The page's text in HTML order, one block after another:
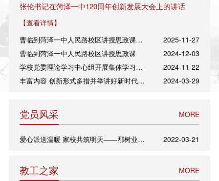
张伦书记在菏泽一中120周年创新发展大会上的讲话
【查看详情】
曹临到菏泽一中人民路校区讲授思政课并调研
2025-11-27
曹临到菏泽一中人民路校区讲授思政课
2024-12-03
学校党委理论学习中心组开展集体学习研讨
2024-11-22
丰富内容 创新形式多措并举讲好新时代党的创新理论
2024-03-29
党员风采 MORE
爱心派送温暖 家校共筑明天——邴树业老师家访困难学生 2022-03-21
教工之家 MORE